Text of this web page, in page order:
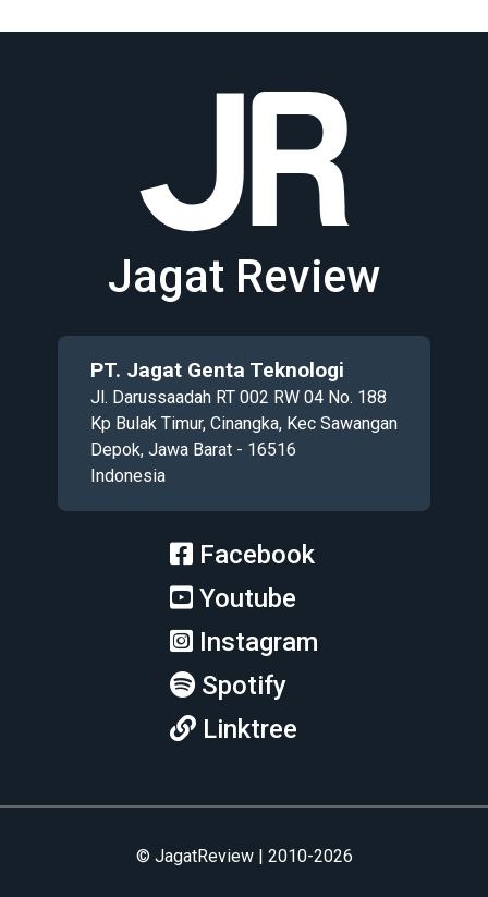
Jagat Review
PT. Jagat Genta Teknologi
Jl. Darussaadah RT 002 RW 04 No. 188
Kp Bulak Timur, Cinangka, Kec Sawangan
Depok, Jawa Barat - 16516
Indonesia
Facebook
Youtube
Instagram
Spotify
Linktree
© JagatReview | 2010-2026